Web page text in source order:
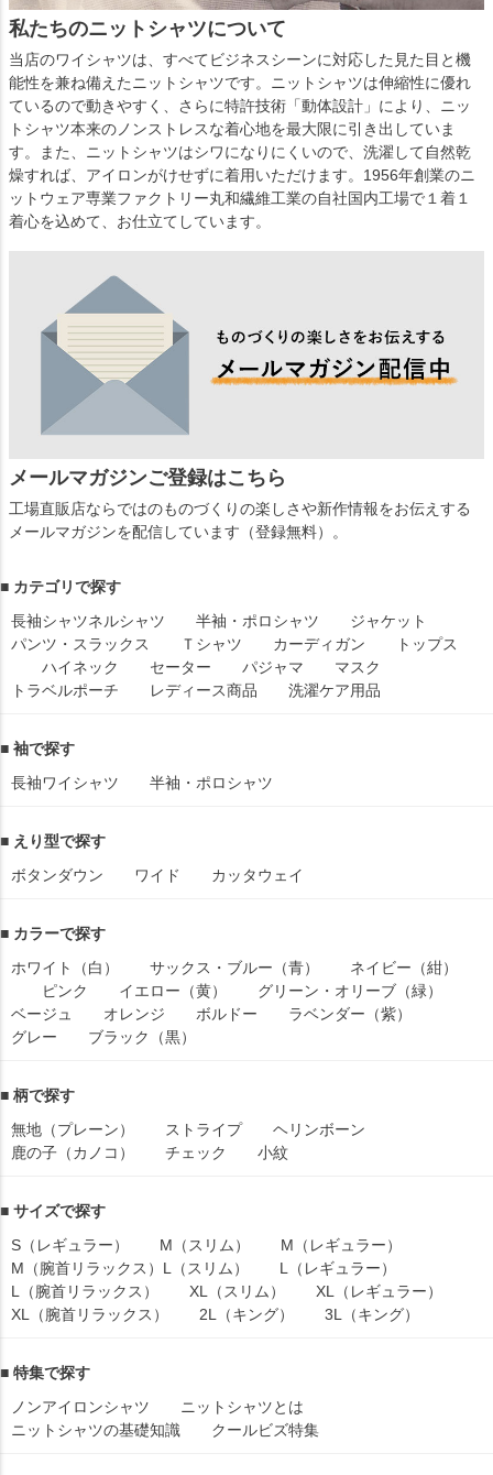
私たちのニットシャツについて
当店のワイシャツは、すべてビジネスシーンに対応した見た目と機
能性を兼ね備えたニットシャツです。ニットシャツは伸縮性に優れ
ているので動きやすく、さらに特許技術「動体設計」により、ニッ
トシャツ本来のノンストレスな着心地を最大限に引き出していま
す。また、ニットシャツはシワになりにくいので、洗濯して自然乾
燥すれば、アイロンがけせずに着用いただけます。1956年創業のニ
ットウェア専業ファクトリー丸和繊維工業の自社国内工場で１着１
着心を込めて、お仕立てしています。
メールマガジンご登録はこちら
工場直販店ならではのものづくりの楽しさや新作情報をお伝えする
メールマガジンを配信しています（登録無料）。
■ カテゴリで探す
長袖シャツネルシャツ 半袖・ポロシャツ
ジャケット
パンツ・スラックス
Ｔシャツ カーディガン
トップス
ハイネック
セーター パジャマ
マスク
トラベルポーチ
レディース商品 洗濯ケア用品
■ 袖で探す
長袖ワイシャツ
半袖・ポロシャツ
■ えり型で探す
ボタンダウン
ワイド カッタウェイ
■ カラーで探す
ホワイト（白）
サックス・ブルー（青）
ネイビー（紺）
ピンク
イエロー（黄）
グリーン・オリーブ（緑）
ベージュ
オレンジ ボルドー
ラベンダー（紫）
グレー
ブラック（黒）
■ 柄で探す
無地（プレーン）
ストライプ
ヘリンボーン
鹿の子（カノコ）
チェック 小紋
■ サイズで探す
S（レギュラー）
M（スリム）
M（レギュラー）
M（腕首リラックス） L（スリム）
L（レギュラー）
L（腕首リラックス）
XL（スリム）
XL（レギュラー）
XL（腕首リラックス）
2L（キング） 3L（キング）
■ 特集で探す
ノンアイロンシャツ
ニットシャツとは
ニットシャツの基礎知識
クールビズ特集